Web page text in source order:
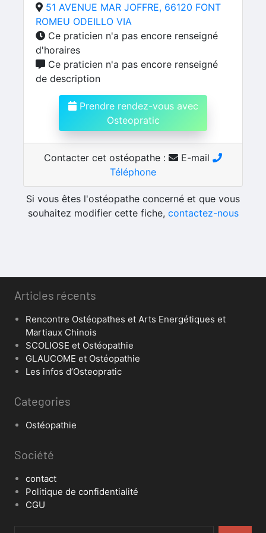
51 AVENUE MAR JOFFRE, 66120 FONT
ROMEU ODEILLO VIA
Ce praticien n'a pas encore renseigné
d'horaires
Ce praticien n'a pas encore renseigné
de description
Prendre rendez-vous avec
Osteopratic
Contacter cet ostéopathe :
E-mail
Téléphone
Si vous êtes l'ostéopathe concerné et que vous
souhaitez modifier cette fiche, contactez-nous
Articles récents
Rencontre Ostéopathes et Arts Energétiques et
Martiaux Chinois
SCOLIOSE et Ostéopathie
GLAUCOME et Ostéopathie
Les infos d’Osteopratic
Categories
Ostéopathie
Société
contact
Politique de confidentialité
CGU